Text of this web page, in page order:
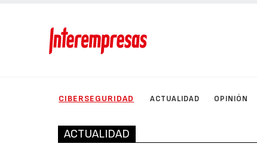
CIBERSEGURIDAD ACTUALIDAD OPINIÓN
ACTUALIDAD